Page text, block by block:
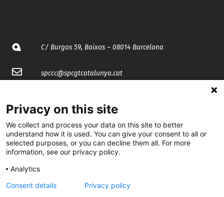
C/ Burgos 59, Baixos – 08014 Barcelona
spccc@spcgtcatalunya.cat
@CGTCatalunya
cgtcatalunya
CGTCatalunya
cgtcatalunya
Privacy on this site
We collect and process your data on this site to better
understand how it is used. You can give your consent to all or
selected purposes, or you can decline them all. For more
information, see our privacy policy.
Analytics
Consent details
Privacy policy